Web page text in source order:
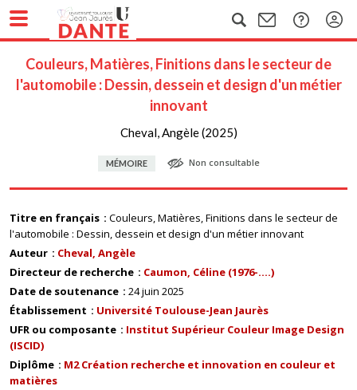
Couleurs, Matières, Finitions dans le secteur de
l'automobile : Dessin, dessein et design d'un métier
innovant
Cheval, Angèle (2025)
MÉMOIRE Non consultable
Titre en français
Couleurs, Matières, Finitions dans le secteur de
l'automobile : Dessin, dessein et design d'un métier innovant
Auteur
Cheval, Angèle
Directeur de recherche
Caumon, Céline (1976-....)
Date de soutenance
24 juin 2025
Établissement
Université Toulouse-Jean Jaurès
UFR ou composante
Institut Supérieur Couleur Image Design
(ISCID)
Diplôme
M2 Création recherche et innovation en couleur et
matières